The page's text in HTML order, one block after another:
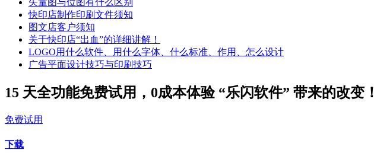
快印店制作印刷文件须知
图文店客户须知
关于快印店“出血”的详细讲解！
LOGO用什么软件、用什么字体、什么标准、作用、怎么设计
广告平面设计技巧与印刷技巧
15 天全功能免费试用，0成本体验 “乐闪软件” 带来的改变！